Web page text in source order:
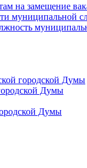
на замещение
муниципальной
городской Думы
Думы
Думы